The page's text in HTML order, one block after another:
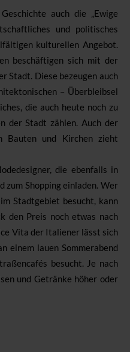
auch die „Ewige
und politisches
kulturellen Angebot.
beschäftigen sich mit der
Stadt. Diese bezeugen auch
– Überbleibsel
die auch heute noch zu
der Stadt zählen. Auch der
Bauten und Kirchen zieht
die ebenfalls in
zum Shopping einladen. Wer
Stadtgebiet besucht, kann
den Preis noch etwas nach
Vita der Italiener lässt sich
einem lauen Sommerabend
besucht. Je nach
und Getränke höher oder